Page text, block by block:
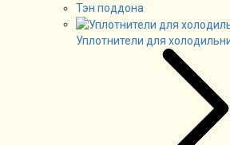
Тэн поддона
Уплотнители для